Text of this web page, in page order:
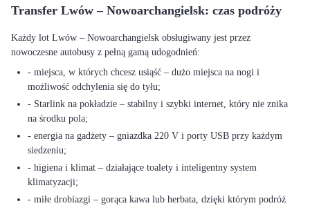
Transfer Lwów – Nowoarchangielsk: czas podróży
Każdy lot Lwów – Nowoarchangielsk obsługiwany jest przez
nowoczesne autobusy z pełną gamą udogodnień:
- miejsca, w których chcesz usiąść – dużo miejsca na nogi i
możliwość odchylenia się do tyłu;
- Starlink na pokładzie – stabilny i szybki internet, który nie znika
na środku pola;
- energia na gadżety – gniazdka 220 V i porty USB przy każdym
siedzeniu;
- higiena i klimat – działające toalety i inteligentny system
klimatyzacji;
- miłe drobiazgi – gorąca kawa lub herbata, dzięki którym podróż